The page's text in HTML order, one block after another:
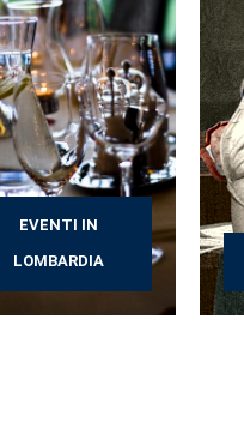
EVENTI IN
LOMBARDIA